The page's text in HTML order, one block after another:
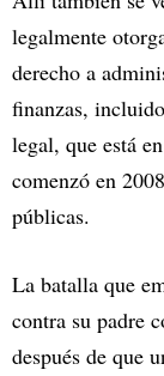
legalmente
derecho a
finanzas,
legal, que está
comenzó en
públicas.
La batalla que
contra su padre
después de que